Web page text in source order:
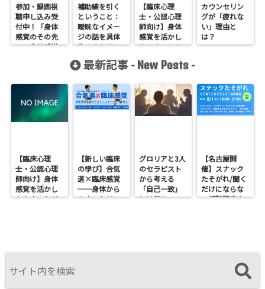
参加・録画視
聴申し込み受
付中！「身体
感覚のその先
へ～身体感覚
補助線を引く
ということ：
曖昧なイメー
ジの話を具体
化するために
【臨床心理
士・公認心理
師向け】身体
感覚を活かし
たカウンセリ
──援助者と
育てるという
視点<
カウンセリン
グが「疲れな
い」理由と
は？
最新記事 - New Posts -
【臨床心理
士・公認心理
師向け】身体
感覚を活かし
たカウンセリ
【新しい臨床
の学び】合気
道×臨床感覚
──身体から
カウンセリン
グロリアと3人
のセラピスト
から考える
「自己一致」
とは何か──
【名古屋開
催】スナック
たそがれ/聞く
だけにならな
い傾聴講座